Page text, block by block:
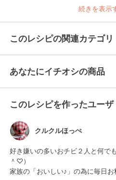
続きを表示
このレシピの関連カテゴ
あなたにイチオシの商品
このレシピを作ったユーザ
クルクルほっぺ
好き嫌いの多いおチビ２人と何
＾♡）
家族の「おいしい♪」の為に毎日